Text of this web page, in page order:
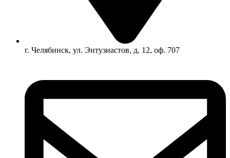
г. Челябинск, ул. Энтузиастов, д. 12, оф. 707